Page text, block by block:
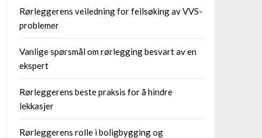
Rørleggerens veiledning for feilsøking av VVS-
problemer
Vanlige spørsmål om rørlegging besvart av en
ekspert
Rørleggerens beste praksis for å hindre
lekkasjer
Rørleggerens rolle i boligbygging og